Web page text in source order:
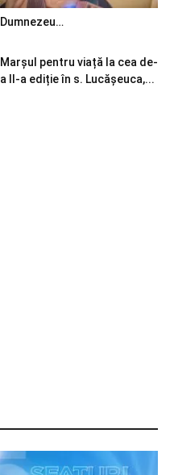
Dumnezeu…
Marșul pentru viață la cea de-
a II-a ediție în s. Lucășeuca,...